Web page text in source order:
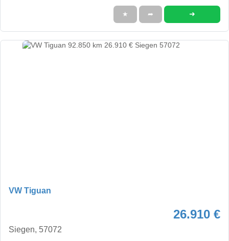
★ ➦ ➜
VW Tiguan
26.910 €
Siegen, 57072